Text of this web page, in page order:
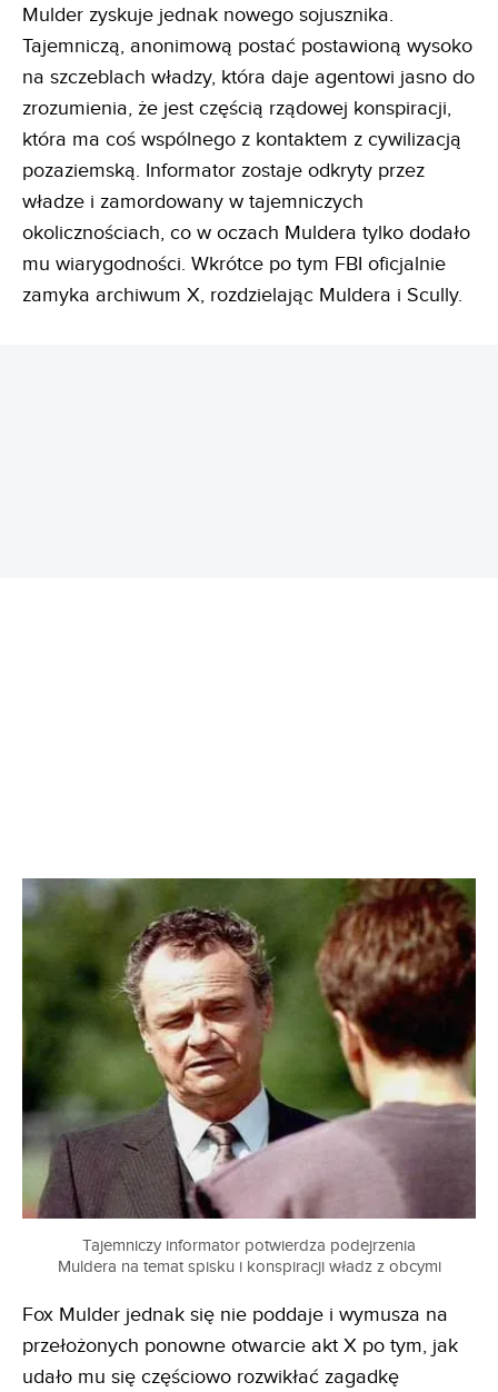
Mulder zyskuje jednak nowego sojusznika.
Tajemniczą, anonimową postać postawioną wysoko
na szczeblach władzy, która daje agentowi jasno do
zrozumienia, że jest częścią rządowej konspiracji,
która ma coś wspólnego z kontaktem z cywilizacją
pozaziemską. Informator zostaje odkryty przez
władze i zamordowany w tajemniczych
okolicznościach, co w oczach Muldera tylko dodało
mu wiarygodności. Wkrótce po tym FBI oficjalnie
zamyka archiwum X, rozdzielając Muldera i Scully.
Tajemniczy informator potwierdza podejrzenia
Muldera na temat spisku i konspiracji władz z obcymi
Fox Mulder jednak się nie poddaje i wymusza na
przełożonych ponowne otwarcie akt X po tym, jak
udało mu się częściowo rozwikłać zagadkę